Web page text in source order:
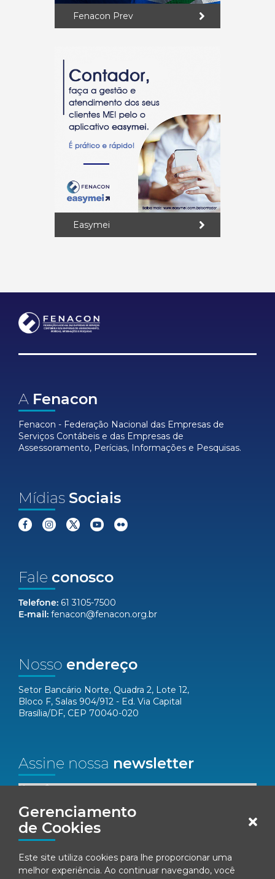
Gerenciamento
de Cookies
Este site utiliza cookies para lhe proporcionar uma
melhor experiência. Ao continuar navegando, você
Fenacon Prev
Easymei
A Fenacon
Fenacon - Federação Nacional das Empresas de
Serviços Contábeis e das Empresas de
Assessoramento, Perícias, Informações e Pesquisas.
Mídias Sociais
Fale conosco
Telefone: 61 3105-7500
E-mail: fenacon@fenacon.org.br
Nosso endereço
Setor Bancário Norte, Quadra 2, Lote 12,
Bloco F, Salas 904/912 - Ed. Via Capital
Brasília/DF, CEP 70040-020
Assine nossa newsletter
Nome*
Email*
Concordo em receber comunicações da Fenacon.